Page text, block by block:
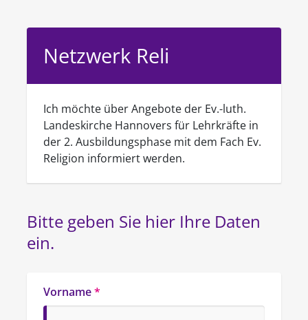
Netzwerk Reli
Ich möchte über Angebote der Ev.-luth.
Landeskirche Hannovers für Lehrkräfte in
der 2. Ausbildungsphase mit dem Fach Ev.
Religion informiert werden.
Bitte geben Sie hier Ihre Daten
ein.
Vorname*